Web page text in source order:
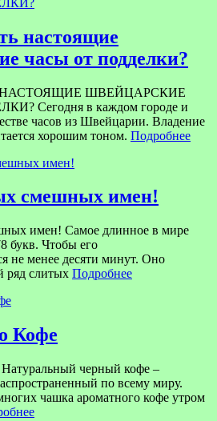
настоящие
часы от подделки?
ШВЕЙЦАРСКИЕ
Сегодня в каждом городе и
часов из Швейцарии. Владение
хорошим тоном. Подробнее
смешных имен!
имен! Самое длинное в мире
букв. Чтобы его
не менее десяти минут. Оно
ряд слитых Подробнее
Кофе
черный кофе –
по всему миру.
чашка ароматного кофе утром